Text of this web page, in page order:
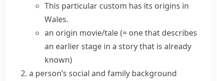
This particular custom has its origins in
Wales.
an origin movie/tale(= one that describes
an earlier stage in a story that is already
known)
a person’s social and family background